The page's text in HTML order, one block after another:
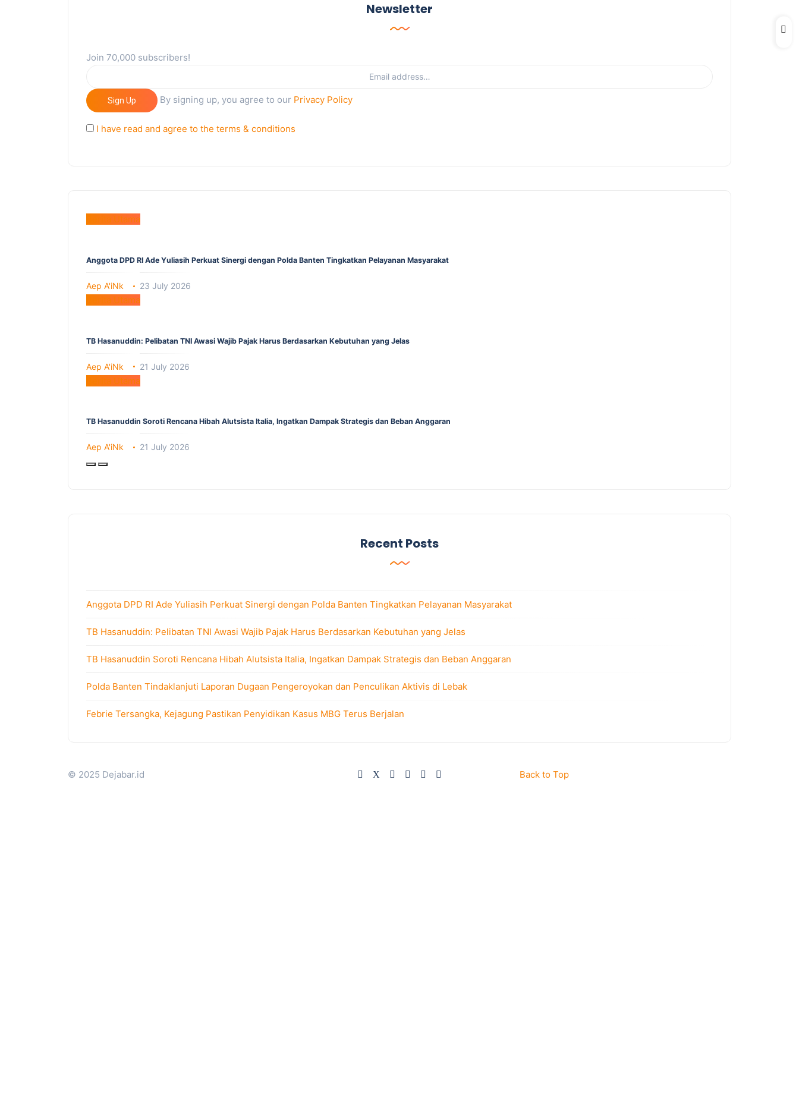
Newsletter
Join 70,000 subscribers!
Sign Up By signing up, you agree to our Privacy Policy
I have read and agree to the terms & conditions
Berita Utama
Anggota DPD RI Ade Yuliasih Perkuat Sinergi dengan Polda Banten Tingkatkan Pelayanan Masyarakat
Aep A'iNk 23 July 2026
Berita Utama
TB Hasanuddin: Pelibatan TNI Awasi Wajib Pajak Harus Berdasarkan Kebutuhan yang Jelas
Aep A'iNk 21 July 2026
Berita Utama
TB Hasanuddin Soroti Rencana Hibah Alutsista Italia, Ingatkan Dampak Strategis dan Beban Anggaran
Aep A'iNk 21 July 2026
Recent Posts
Anggota DPD RI Ade Yuliasih Perkuat Sinergi dengan Polda Banten Tingkatkan Pelayanan Masyarakat
TB Hasanuddin: Pelibatan TNI Awasi Wajib Pajak Harus Berdasarkan Kebutuhan yang Jelas
TB Hasanuddin Soroti Rencana Hibah Alutsista Italia, Ingatkan Dampak Strategis dan Beban Anggaran
Polda Banten Tindaklanjuti Laporan Dugaan Pengeroyokan dan Penculikan Aktivis di Lebak
Febrie Tersangka, Kejagung Pastikan Penyidikan Kasus MBG Terus Berjalan
© 2025 Dejabar.id Back to Top